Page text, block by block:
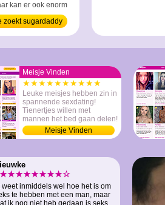
kan er ook enorm
saampjes op
jij bij mij bent en
heen slaat dan
zoekt sugardaddy
Meisje Vinden
★★★★★★★★★★
Leuke meisjes hebben zin in
spannende sexdating!
Tienertjes willen met
mannen het bed gaan delen!
Meisje Vinden
weet inmiddels wel hoe het is om
te hebben met een man, maar
ik nog niet heb gedaan is seks